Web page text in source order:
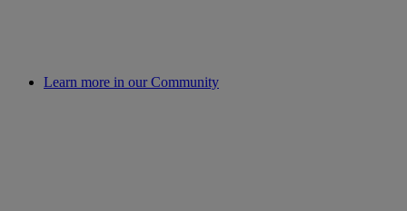
Learn more in our Community